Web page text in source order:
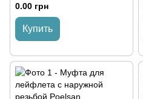
0.00 грн
Купить